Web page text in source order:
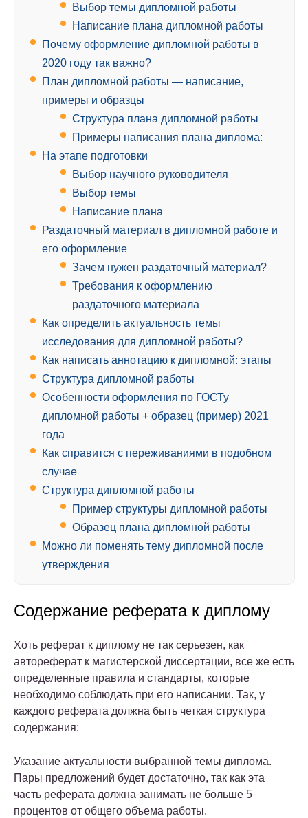
Выбор темы дипломной работы
Написание плана дипломной работы
Почему оформление дипломной работы в
2020 году так важно?
План дипломной работы — написание,
примеры и образцы
Структура плана дипломной работы
Примеры написания плана диплома:
На этапе подготовки
Выбор научного руководителя
Выбор темы
Написание плана
Раздаточный материал в дипломной работе и
его оформление
Зачем нужен раздаточный материал?
Требования к оформлению
раздаточного материала
Как определить актуальность темы
исследования для дипломной работы?
Как написать аннотацию к дипломной: этапы
Структура дипломной работы
Особенности оформления по ГОСТу
дипломной работы + образец (пример) 2021
года
Как справится с переживаниями в подобном
случае
Структура дипломной работы
Пример структуры дипломной работы
Образец плана дипломной работы
Можно ли поменять тему дипломной после
утверждения
Содержание реферата к диплому
Хоть реферат к диплому не так серьезен, как
автореферат к магистерской диссертации, все же есть
определенные правила и стандарты, которые
необходимо соблюдать при его написании. Так, у
каждого реферата должна быть четкая структура
содержания:
Указание актуальности выбранной темы диплома.
Пары предложений будет достаточно, так как эта
часть реферата должна занимать не больше 5
процентов от общего объема работы.